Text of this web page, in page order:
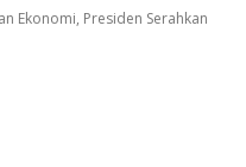
Ekonomi, Presiden Serahkan